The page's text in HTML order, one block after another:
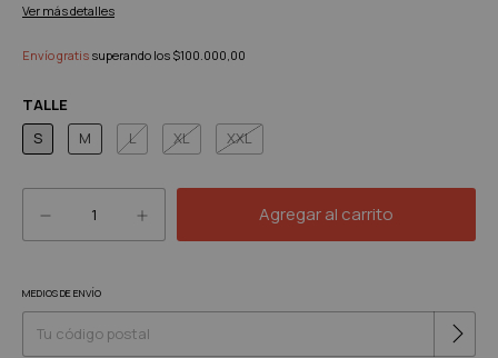
Ver más detalles
Envío gratis superando los $100.000,00
TALLE
S
M L XL XXL
Entregas para el CP:
MEDIOS DE ENVÍO